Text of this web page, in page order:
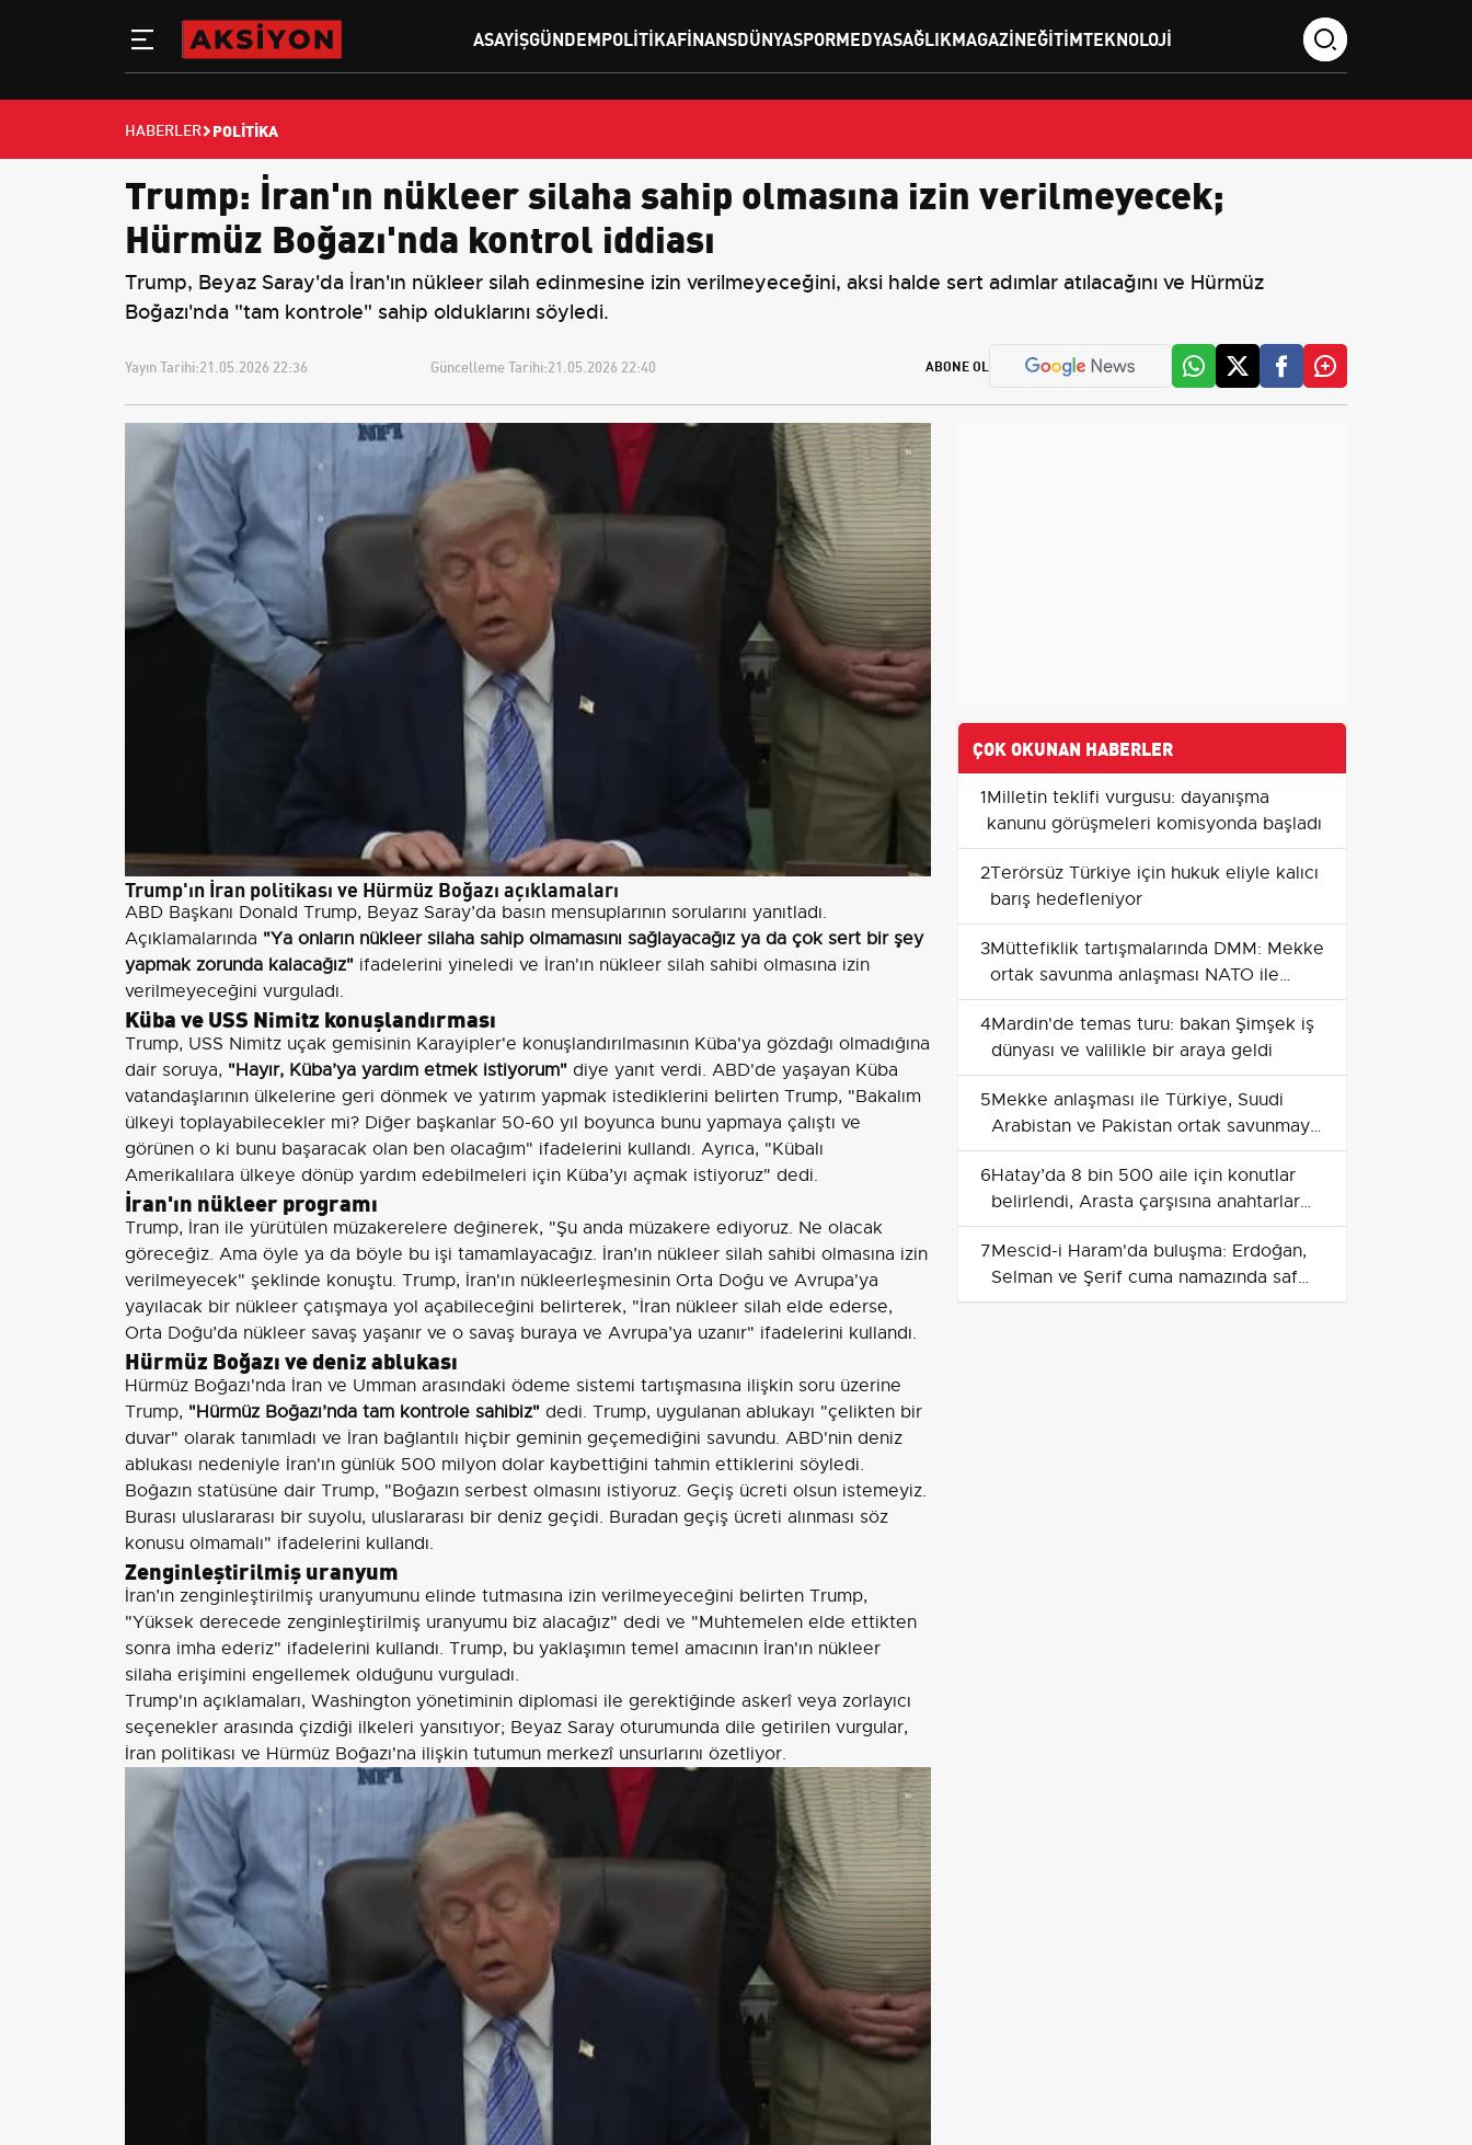
ASAYIŞGÜNDEMPOLITIKAFINANSDÜNYASPORMEDYASAĞLIKMAGAZINEĞITIMTEKNOLOJI
HABERLER POLITIKA
Trump: İran'ın nükleer silaha sahip olmasına izin verilmeyecek;
Hürmüz Boğazı'nda kontrol iddiası
Trump, Beyaz Saray'da İran'ın nükleer silah edinmesine izin verilmeyeceğini, aksi halde sert adımlar atılacağını ve Hürmüz
Boğazı'nda "tam kontrole" sahip olduklarını söyledi.
Yayın Tarihi:21.05.2026 22:36 Güncelleme Tarihi:21.05.2026 22:40 ABONE OL
Trump'ın İran politikası ve Hürmüz Boğazı açıklamaları
ABD Başkanı Donald Trump, Beyaz Saray’da basın mensuplarının sorularını yanıtladı.
Açıklamalarında "Ya onların nükleer silaha sahip olmamasını sağlayacağız ya da çok sert bir şey
yapmak zorunda kalacağız" ifadelerini yineledi ve İran'ın nükleer silah sahibi olmasına izin
verilmeyeceğini vurguladı.
Küba ve USS Nimitz konuşlandırması
Trump, USS Nimitz uçak gemisinin Karayipler'e konuşlandırılmasının Küba'ya gözdağı olmadığına
dair soruya, "Hayır, Küba’ya yardım etmek istiyorum" diye yanıt verdi. ABD'de yaşayan Küba
vatandaşlarının ülkelerine geri dönmek ve yatırım yapmak istediklerini belirten Trump, "Bakalım
ülkeyi toplayabilecekler mi? Diğer başkanlar 50-60 yıl boyunca bunu yapmaya çalıştı ve
görünen o ki bunu başaracak olan ben olacağım" ifadelerini kullandı. Ayrıca, "Kübalı
Amerikalılara ülkeye dönüp yardım edebilmeleri için Küba’yı açmak istiyoruz" dedi.
İran'ın nükleer programı
Trump, İran ile yürütülen müzakerelere değinerek, "Şu anda müzakere ediyoruz. Ne olacak
göreceğiz. Ama öyle ya da böyle bu işi tamamlayacağız. İran’ın nükleer silah sahibi olmasına izin
verilmeyecek" şeklinde konuştu. Trump, İran'ın nükleerleşmesinin Orta Doğu ve Avrupa'ya
yayılacak bir nükleer çatışmaya yol açabileceğini belirterek, "İran nükleer silah elde ederse,
Orta Doğu’da nükleer savaş yaşanır ve o savaş buraya ve Avrupa’ya uzanır" ifadelerini kullandı.
Hürmüz Boğazı ve deniz ablukası
Hürmüz Boğazı'nda İran ve Umman arasındaki ödeme sistemi tartışmasına ilişkin soru üzerine
Trump, "Hürmüz Boğazı’nda tam kontrole sahibiz" dedi. Trump, uygulanan ablukayı "çelikten bir
duvar" olarak tanımladı ve İran bağlantılı hiçbir geminin geçemediğini savundu. ABD'nin deniz
ablukası nedeniyle İran'ın günlük 500 milyon dolar kaybettiğini tahmin ettiklerini söyledi.
Boğazın statüsüne dair Trump, "Boğazın serbest olmasını istiyoruz. Geçiş ücreti olsun istemeyiz.
Burası uluslararası bir suyolu, uluslararası bir deniz geçidi. Buradan geçiş ücreti alınması söz
konusu olmamalı" ifadelerini kullandı.
Zenginleştirilmiş uranyum
İran’ın zenginleştirilmiş uranyumunu elinde tutmasına izin verilmeyeceğini belirten Trump,
"Yüksek derecede zenginleştirilmiş uranyumu biz alacağız" dedi ve "Muhtemelen elde ettikten
sonra imha ederiz" ifadelerini kullandı. Trump, bu yaklaşımın temel amacının İran'ın nükleer
silaha erişimini engellemek olduğunu vurguladı.
Trump'ın açıklamaları, Washington yönetiminin diplomasi ile gerektiğinde askerî veya zorlayıcı
seçenekler arasında çizdiği ilkeleri yansıtıyor; Beyaz Saray oturumunda dile getirilen vurgular,
İran politikası ve Hürmüz Boğazı'na ilişkin tutumun merkezî unsurlarını özetliyor.
ÇOK OKUNAN HABERLER
1Milletin teklifi vurgusu: dayanışma
kanunu görüşmeleri komisyonda başladı
2Terörsüz Türkiye için hukuk eliyle kalıcı
barış hedefleniyor
3Müttefiklik tartışmalarında DMM: Mekke
ortak savunma anlaşması NATO ile
çelişmiyor
4Mardin'de temas turu: bakan Şimşek iş
dünyası ve valilikle bir araya geldi
5Mekke anlaşması ile Türkiye, Suudi
Arabistan ve Pakistan ortak savunmayı
güçlendiriyor
6Hatay’da 8 bin 500 aile için konutlar
belirlendi, Arasta çarşısına anahtarlar
teslim edildi
7Mescid-i Haram'da buluşma: Erdoğan,
Selman ve Şerif cuma namazında saf
tuttu